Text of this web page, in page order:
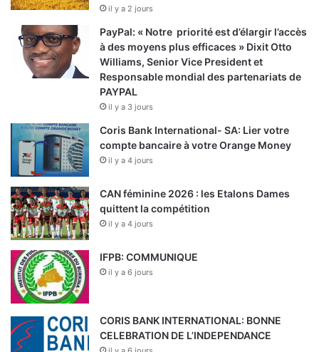
il y a 2 jours
PayPal: « Notre priorité est d’élargir l’accès
à des moyens plus efficaces » Dixit Otto
Williams, Senior Vice President et
Responsable mondial des partenariats de
PAYPAL
il y a 3 jours
Coris Bank International- SA: Lier votre
compte bancaire à votre Orange Money
il y a 4 jours
CAN féminine 2026 : les Etalons Dames
quittent la compétition
il y a 4 jours
IFPB: COMMUNIQUE
il y a 6 jours
CORIS BANK INTERNATIONAL: BONNE
CELEBRATION DE L’INDEPENDANCE